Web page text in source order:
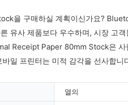
을 구매하실 계획이신가요?
사 제품보다 우수하며, 시장 고객
Receipt Paper 80mm Stock은 사
일 프린터는 미적 감각을 선사합니
열의